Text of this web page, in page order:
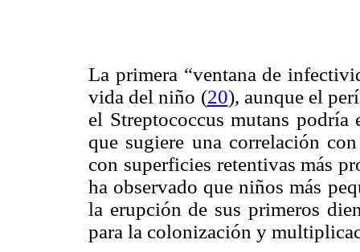
La primera “ventana de
vida del niño (20), aunque el
el Streptococcus mutans
que sugiere una correlación
con superficies retentivas más
ha observado que niños más
la erupción de sus primeros
para la colonización y